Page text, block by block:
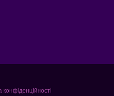
конфіденційності